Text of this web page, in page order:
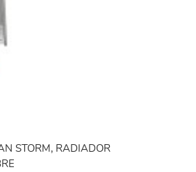
STORM, RADIADOR